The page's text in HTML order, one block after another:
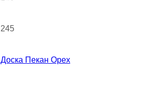
245
Доска Пекан Орех